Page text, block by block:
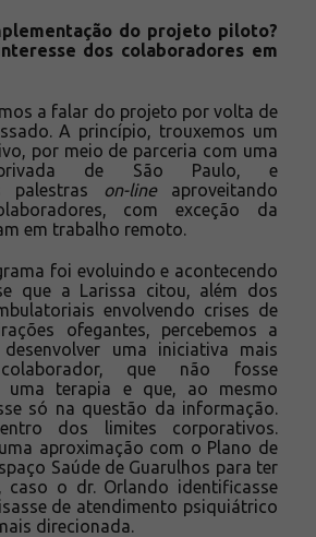
do projeto piloto?
dos colaboradores em
a falar do projeto por volta de
A princípio, trouxemos um
por meio de parceria com uma
privada de São Paulo, e
palestras on-lineaproveitando
com exceção da
em trabalho remoto.
foi evoluindo e acontecendo
que a Larissa citou, além dos
envolvendo crises de
ofegantes, percebemos a
desenvolver uma iniciativa mais
que não fosse
uma terapia e que, ao mesmo
só na questão da informação.
dos limites corporativos.
aproximação com o Plano de
Saúde de Guarulhos para ter
caso o dr. Orlando identificasse
de atendimento psiquiátrico
direcionada.